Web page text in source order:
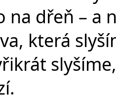
na dřeň – a
která